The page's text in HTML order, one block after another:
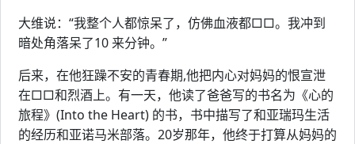
大维说：“我整个人都惊呆了，仿佛血液都□□。我冲到
暗处角落呆了10 来分钟。”
后来，在他狂躁不安的青春期,他把内心对妈妈的恨宣泄
在□□和烈酒上。有一天，他读了爸爸写的书名为《心的
旅程》(Into the Heart) 的书，书中描写了和亚瑞玛生活
的经历和亚诺马米部落。20岁那年，他终于打算从妈妈的